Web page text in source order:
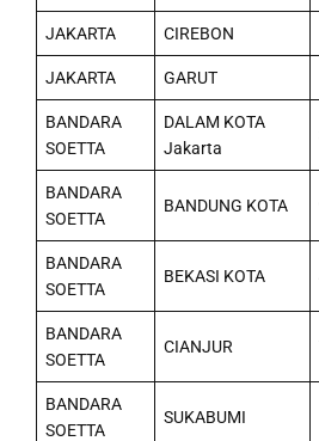
JAKARTA CIREBON
JAKARTA GARUT
BANDARA
SOETTA
DALAM KOTA
Jakarta
BANDARA
SOETTA
BANDUNG KOTA
BANDARA
SOETTA
BEKASI KOTA
BANDARA
SOETTA
CIANJUR
BANDARA
SOETTA
SUKABUMI